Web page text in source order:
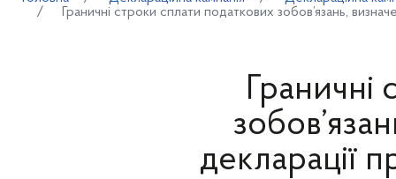
Граничні строки сплати податкових зобов’язань,
Граничні
декларації